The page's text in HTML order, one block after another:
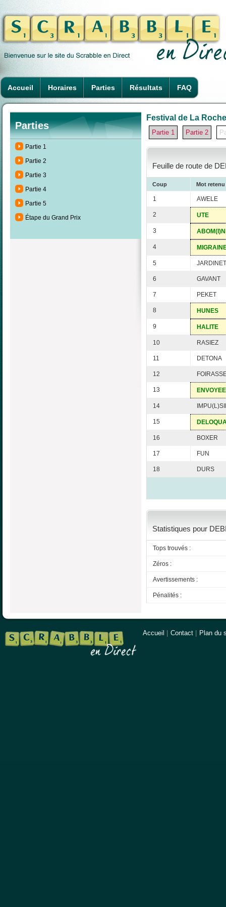
Accueil Horaires Parties Résultats FAQ
Parties
Partie 1
Partie 2
Partie 3
Partie 4
Partie 5
Étape du Grand Prix
Festival de La
Partie 1 Partie 2
Feuille de route de
Coup Mot retenu
1 AWELE
2 UTE
3
4
5 JARDINET
6 GAVANT
7 PEKET
8 HUNES
9 HALITE
10 RASIEZ
11 DETONA
12
13 ENVOYEE
14
15
16 BOXER
17 FUN
18 DURS
Statistiques pour
Tops trouvés :
Zéros :
Avertissements :
Pénalités :
Accueil Contact Plan du